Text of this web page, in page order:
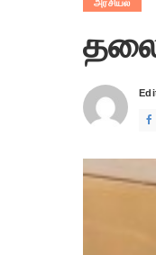
அரசியல்